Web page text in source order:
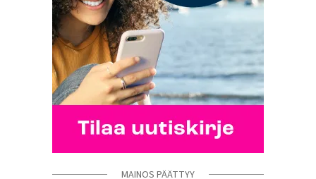
MAINOS PÄÄTTYY